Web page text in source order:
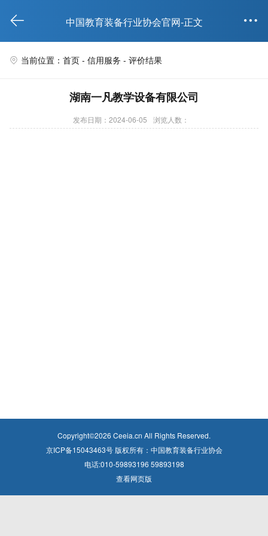
 中国教育装备行业协会官网-正文 
 当前位置：首页 - 信用服务 - 评价结果
湖南一凡教学设备有限公司
发布日期：2024-06-05 浏览人数：
Copyright©2026 Ceeia.cn All Rights Reserved.
京ICP备15043463号 版权所有：中国教育装备行业协会
电话:010-59893196 59893198
查看网页版